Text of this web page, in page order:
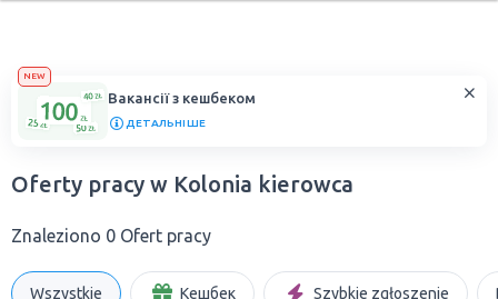
NEW
Вакансії з кешбеком
ДЕТАЛЬНІШЕ
Oferty pracy w Kolonia kierowca
Znaleziono 0 Ofert pracy
Wszystkie Кешбек Szybkie zgłoszenie